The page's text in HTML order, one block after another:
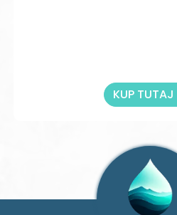
KUP TUTAJ